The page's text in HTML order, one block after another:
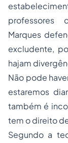
professores
Marques
excludente,
hajam
Não pode
estaremos
também é
tem o direito
Segundo a